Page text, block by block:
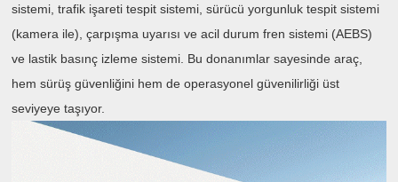
sistemi, trafik işareti tespit sistemi, sürücü yorgunluk tespit sistemi
(kamera ile), çarpışma uyarısı ve acil durum fren sistemi (AEBS)
ve lastik basınç izleme sistemi. Bu donanımlar sayesinde araç,
hem sürüş güvenliğini hem de operasyonel güvenilirliği üst
seviyeye taşıyor.